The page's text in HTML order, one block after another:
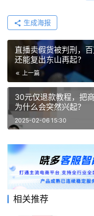
生成海报
直播卖假货被判刑，
还能复出东山再起？
上一篇
30元仅退款教程，把
为什么会突然兴起？
2025-02-06 15:30
相关推荐